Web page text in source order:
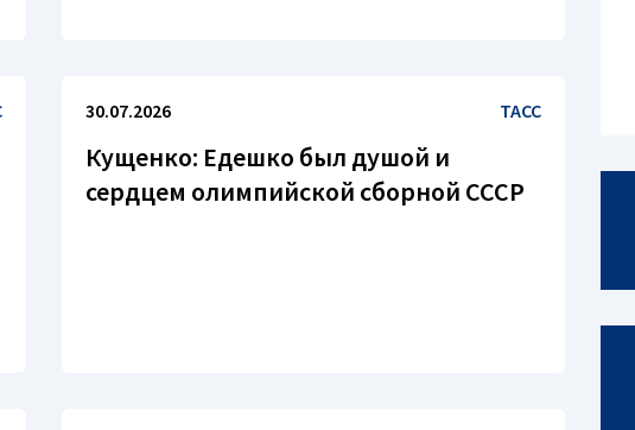
30.07.2026 ТАСС
Кущенко: Едешко был душой и
сердцем олимпийской сборной СССР